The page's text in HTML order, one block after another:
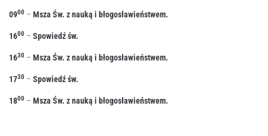
0900 – Msza Św. z nauką i błogosławieństwem.
1600 – Spowiedź św.
1630 – Msza Św. z nauką i błogosławieństwem.
1730 – Spowiedź św.
1800 – Msza Św. z nauką i błogosławieństwem.